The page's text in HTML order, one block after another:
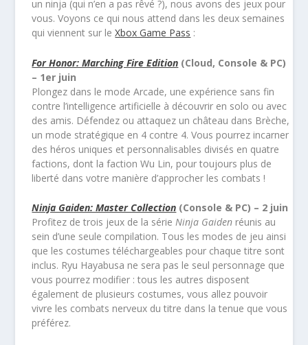
un ninja (qui n’en a pas rêvé ?), nous avons des jeux pour
vous. Voyons ce qui nous attend dans les deux semaines
qui viennent sur leXbox Game Pass :
For Honor: Marching Fire Edition (Cloud, Console & PC)
– 1er juin
Plongez dans le mode Arcade, une expérience sans fin
contre l’intelligence artificielle à découvrir en solo ou avec
des amis. Défendez ou attaquez un château dans Brèche,
un mode stratégique en 4 contre 4. Vous pourrez incarner
des héros uniques et personnalisables divisés en quatre
factions, dont la faction Wu Lin, pour toujours plus de
liberté dans votre manière d’approcher les combats !
Ninja Gaiden: Master Collection (Console & PC) – 2 juin
Profitez de trois jeux de la sérieNinja Gaiden réunis au
sein d’une seule compilation. Tous les modes de jeu ainsi
que les costumes téléchargeables pour chaque titre sont
inclus. Ryu Hayabusa ne sera pas le seul personnage que
vous pourrez modifier : tous les autres disposent
également de plusieurs costumes, vous allez pouvoir
vivre les combats nerveux du titre dans la tenue que vous
préférez.